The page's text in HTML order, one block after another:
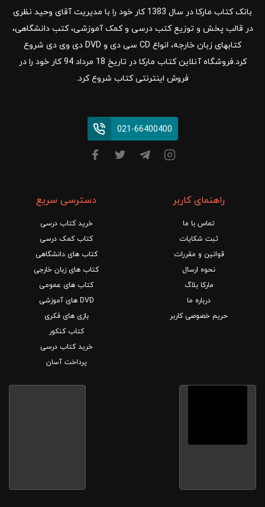
بانک کتاب مارکا در سال 1383 کار خود را با مدیریت آقای وحید نظری
در قالب پخش و توزیع کتب درسی و کمک آموزشی، کتب دانشگاهی،
کتابهای زبان خارجه، انواع CD سی دی و DVD دی وی دی شروع
کرد.فروشگاه آنلاین کتاب مارکا در تاریخ 18 مرداد 94 کار خود را در
فروش اینترنتی کتاب شروع کرد.
021-66400400
راهنمای کاربر
تماس با ما
ثبت شکایات
قوانین و مقررات
نحوه ارسال
مارکا بلاگ
درباره ما
حریم خصوصی کاربر
دسترسی سریع
خرید کتاب درسی
کتاب کمک درسی
کتاب های دانشگاهی
کتاب های زبان خارجی
کتاب های عمومی
DVD های آموزشی
بازی های فکری
کتاب کنکور
خرید کتاب درسی
پرداخت آسان